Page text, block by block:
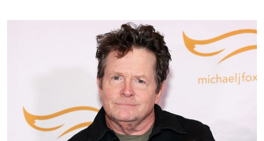
ル・
ラ
ー・
ス